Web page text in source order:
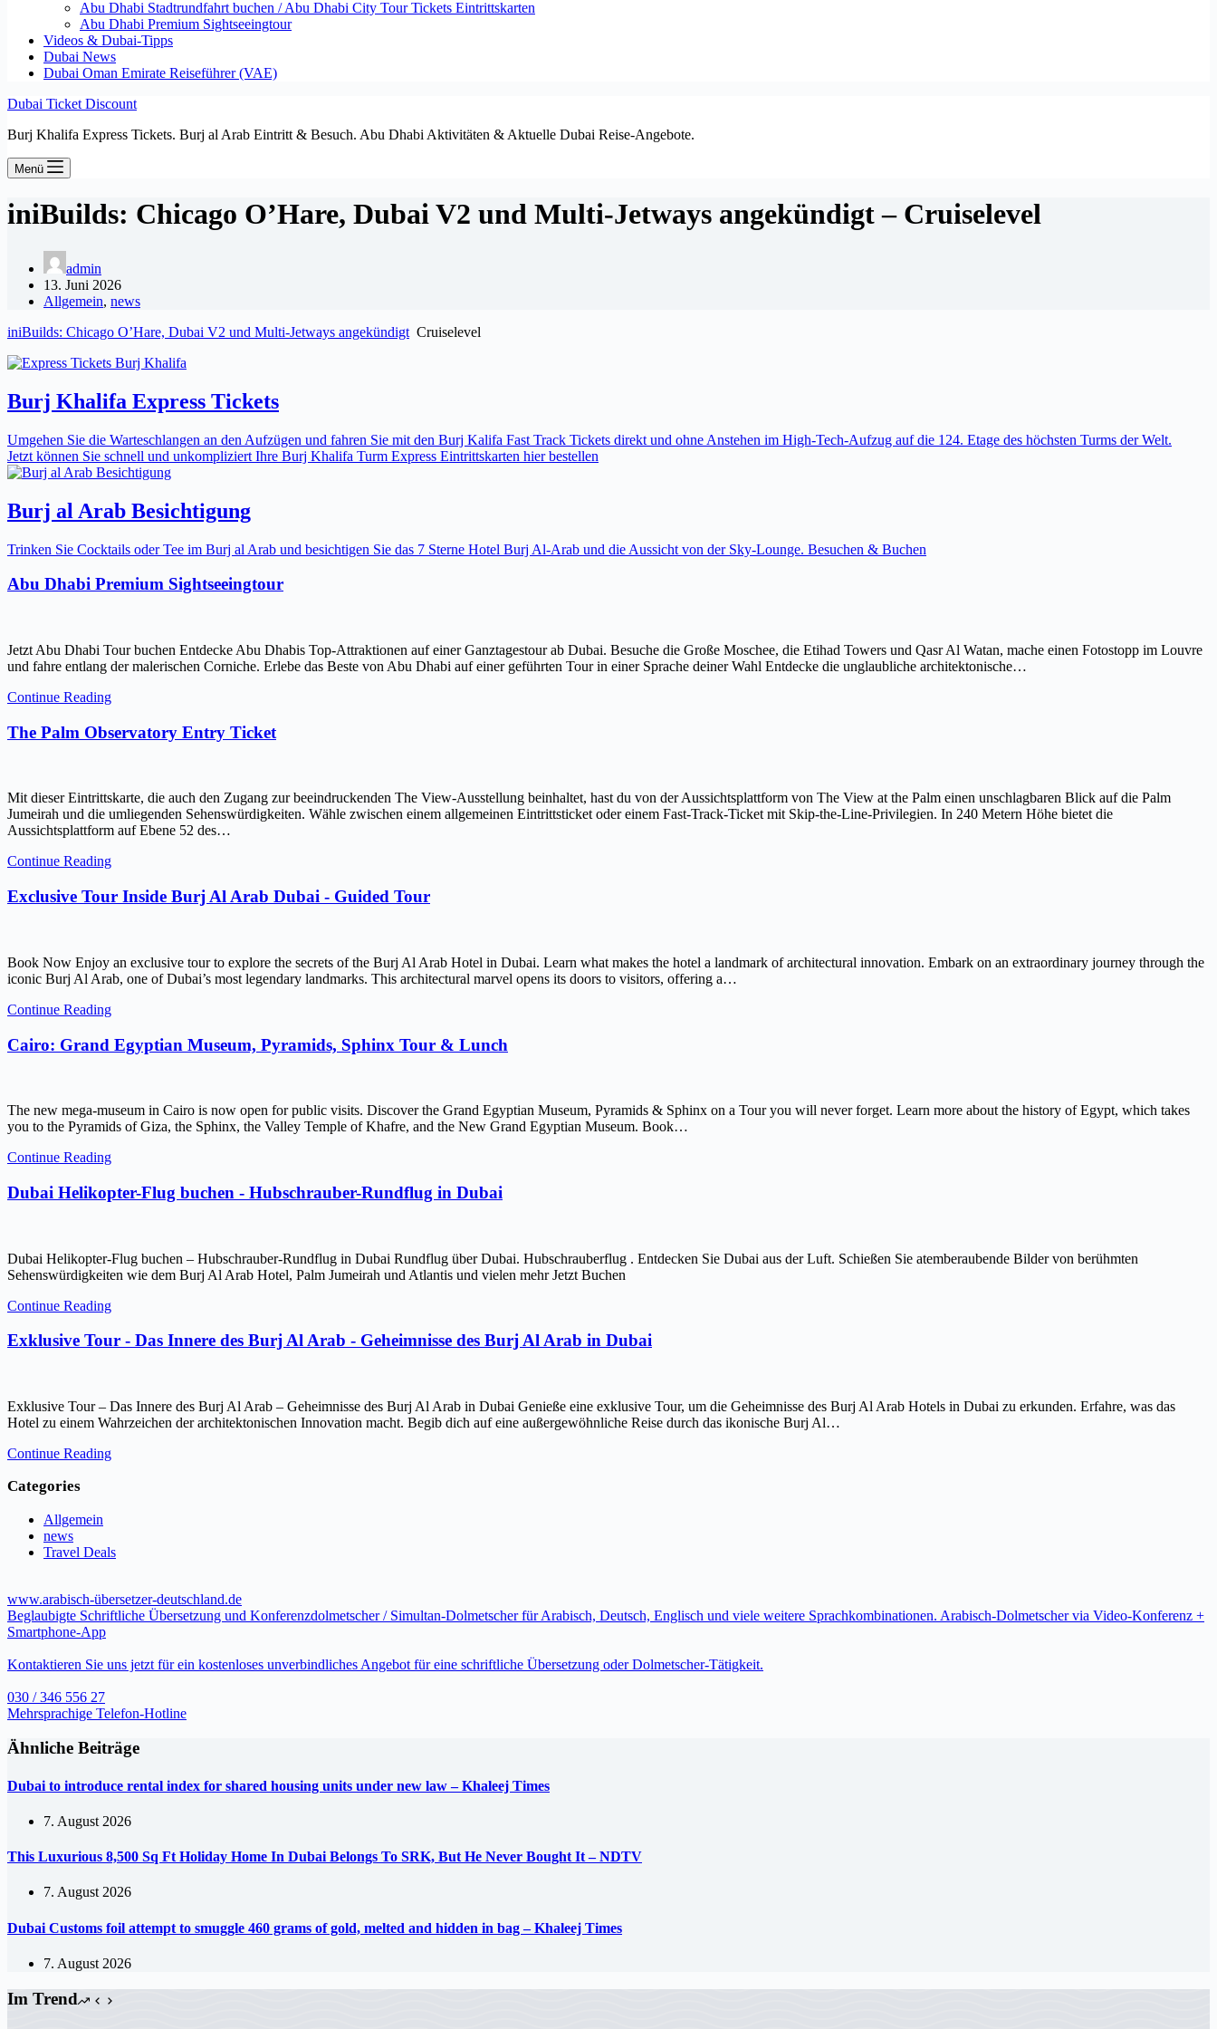
Abu Dhabi Stadtrundfahrt buchen / Abu Dhabi City Tour Tickets Eintrittskarten
Abu Dhabi Premium Sightseeingtour
Videos & Dubai-Tipps
Dubai News
Dubai Oman Emirate Reiseführer (VAE)
Dubai Ticket Discount
Burj Khalifa Express Tickets. Burj al Arab Eintritt & Besuch. Abu Dhabi Aktivitäten & Aktuelle Dubai Reise-Angebote.
Menü
iniBuilds: Chicago O’Hare, Dubai V2 und Multi-Jetways angekündigt – Cruiselevel
admin
13. Juni 2026
Allgemein, news
iniBuilds: Chicago O’Hare, Dubai V2 und Multi-Jetways angekündigt Cruiselevel
Burj Khalifa Express Tickets
Umgehen Sie die Warteschlangen an den Aufzügen und fahren Sie mit den Burj Kalifa Fast Track Tickets direkt und ohne Anstehen im High-Tech-Aufzug auf die 124. Etage des höchsten Turms der Welt.
Jetzt können Sie schnell und unkompliziert Ihre Burj Khalifa Turm Express Eintrittskarten hier bestellen
Burj al Arab Besichtigung
Trinken Sie Cocktails oder Tee im Burj al Arab und besichtigen Sie das 7 Sterne Hotel Burj Al-Arab und die Aussicht von der Sky-Lounge. Besuchen & Buchen
Abu Dhabi Premium Sightseeingtour
Jetzt Abu Dhabi Tour buchen Entdecke Abu Dhabis Top-Attraktionen auf einer Ganztagestour ab Dubai. Besuche die Große Moschee, die Etihad Towers und Qasr Al Watan, mache einen Fotostopp im Louvre
und fahre entlang der malerischen Corniche. Erlebe das Beste von Abu Dhabi auf einer geführten Tour in einer Sprache deiner Wahl Entdecke die unglaubliche architektonische…
Continue Reading
The Palm Observatory Entry Ticket
Mit dieser Eintrittskarte, die auch den Zugang zur beeindruckenden The View-Ausstellung beinhaltet, hast du von der Aussichtsplattform von The View at the Palm einen unschlagbaren Blick auf die Palm
Jumeirah und die umliegenden Sehenswürdigkeiten. Wähle zwischen einem allgemeinen Eintrittsticket oder einem Fast-Track-Ticket mit Skip-the-Line-Privilegien. In 240 Metern Höhe bietet die
Aussichtsplattform auf Ebene 52 des…
Continue Reading
Exclusive Tour Inside Burj Al Arab Dubai - Guided Tour
Book Now Enjoy an exclusive tour to explore the secrets of the Burj Al Arab Hotel in Dubai. Learn what makes the hotel a landmark of architectural innovation. Embark on an extraordinary journey through the
iconic Burj Al Arab, one of Dubai’s most legendary landmarks. This architectural marvel opens its doors to visitors, offering a…
Continue Reading
Cairo: Grand Egyptian Museum, Pyramids, Sphinx Tour & Lunch
The new mega-museum in Cairo is now open for public visits. Discover the Grand Egyptian Museum, Pyramids & Sphinx on a Tour you will never forget. Learn more about the history of Egypt, which takes
you to the Pyramids of Giza, the Sphinx, the Valley Temple of Khafre, and the New Grand Egyptian Museum. Book…
Continue Reading
Dubai Helikopter-Flug buchen - Hubschrauber-Rundflug in Dubai
Dubai Helikopter-Flug buchen – Hubschrauber-Rundflug in Dubai Rundflug über Dubai. Hubschrauberflug . Entdecken Sie Dubai aus der Luft. Schießen Sie atemberaubende Bilder von berühmten
Sehenswürdigkeiten wie dem Burj Al Arab Hotel, Palm Jumeirah und Atlantis und vielen mehr Jetzt Buchen
Continue Reading
Exklusive Tour - Das Innere des Burj Al Arab - Geheimnisse des Burj Al Arab in Dubai
Exklusive Tour – Das Innere des Burj Al Arab – Geheimnisse des Burj Al Arab in Dubai Genieße eine exklusive Tour, um die Geheimnisse des Burj Al Arab Hotels in Dubai zu erkunden. Erfahre, was das
Hotel zu einem Wahrzeichen der architektonischen Innovation macht. Begib dich auf eine außergewöhnliche Reise durch das ikonische Burj Al…
Continue Reading
Categories
Allgemein
news
Travel Deals
www.arabisch-übersetzer-deutschland.de
Beglaubigte Schriftliche Übersetzung und Konferenzdolmetscher / Simultan-Dolmetscher für Arabisch, Deutsch, Englisch und viele weitere Sprachkombinationen. Arabisch-Dolmetscher via Video-Konferenz +
Smartphone-App
Kontaktieren Sie uns jetzt für ein kostenloses unverbindliches Angebot für eine schriftliche Übersetzung oder Dolmetscher-Tätigkeit.
030 / 346 556 27
Mehrsprachige Telefon-Hotline
Ähnliche Beiträge
Dubai to introduce rental index for shared housing units under new law – Khaleej Times
7. August 2026
This Luxurious 8,500 Sq Ft Holiday Home In Dubai Belongs To SRK, But He Never Bought It – NDTV
7. August 2026
Dubai Customs foil attempt to smuggle 460 grams of gold, melted and hidden in bag – Khaleej Times
7. August 2026
Im Trend